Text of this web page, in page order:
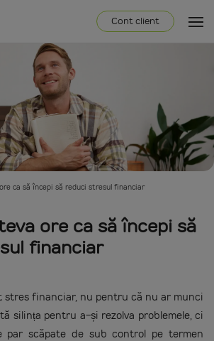
Cont client
ca să începi să reduci stresul financiar
ore ca să începi să
financiar
stres financiar, nu pentru că nu ar munci
silința pentru a-și rezolva problemele, ci
par scăpate de sub control pe termen